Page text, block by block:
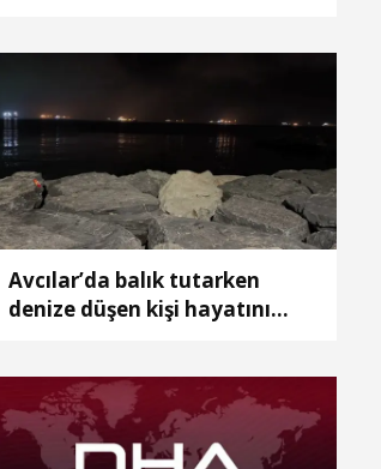
Avcılar’da balık tutarken
denize düşen kişi hayatını